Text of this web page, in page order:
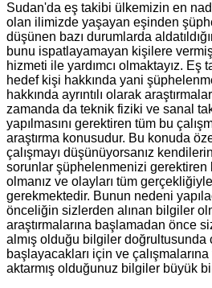
Sudan'da eş takibi ülkemizin en
olan ilimizde yaşayan eşinden şüphe
düşünen bazı durumlarda
bunu ispatlayamayan kişilere
hizmeti ile yardımcı olmaktayız. Eş
hedef kişi hakkında yani
hakkında ayrıntılı olarak
zamanda da teknik fiziki ve sanal
yapılmasını gerektiren tüm bu
araştırma konusudur. Bu konuda
çalışmayı düşünüyorsanız
sorunlar şüphelenmenizi gerektiren
olmanız ve olayları tüm
gerekmektedir. Bunun nedeni
önceliğin sizlerden alınan bilgiler
araştırmalarına başlamadan önce
almış olduğu bilgiler doğrultusunda
başlayacakları için ve
aktarmış olduğunuz bilgiler büyük